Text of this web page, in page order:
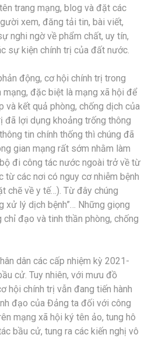
trang mạng, blog và đặt các
xem, đăng tải tin, bài viết,
nghi ngờ về phẩm chất, uy tín,
sự kiện chính trị của đất nước.
động, cơ hội chính trị trong
đặc biệt là mạng xã hội để
và kết quả phòng, chống dịch của
đã lợi dụng khoảng trống thông
tin chính thống thì chúng đã
gian mạng rất sớm nhằm làm
đi công tác nước ngoài trở về từ
các nơi có nguy cơ nhiễm bệnh
chẽ về y tế…). Từ đây chúng
xử lý dịch bệnh”… Những giọng
đạo và tinh thần phòng, chống
dân các cấp nhiệm kỳ 2021-
cử. Tuy nhiên, với mưu đồ
hội chính trị vẫn đang tiến hành
đạo của Đảng ta đối với công
mạng xã hội ký tên ảo, tung hô
bầu cử, tung ra các kiến nghị vô